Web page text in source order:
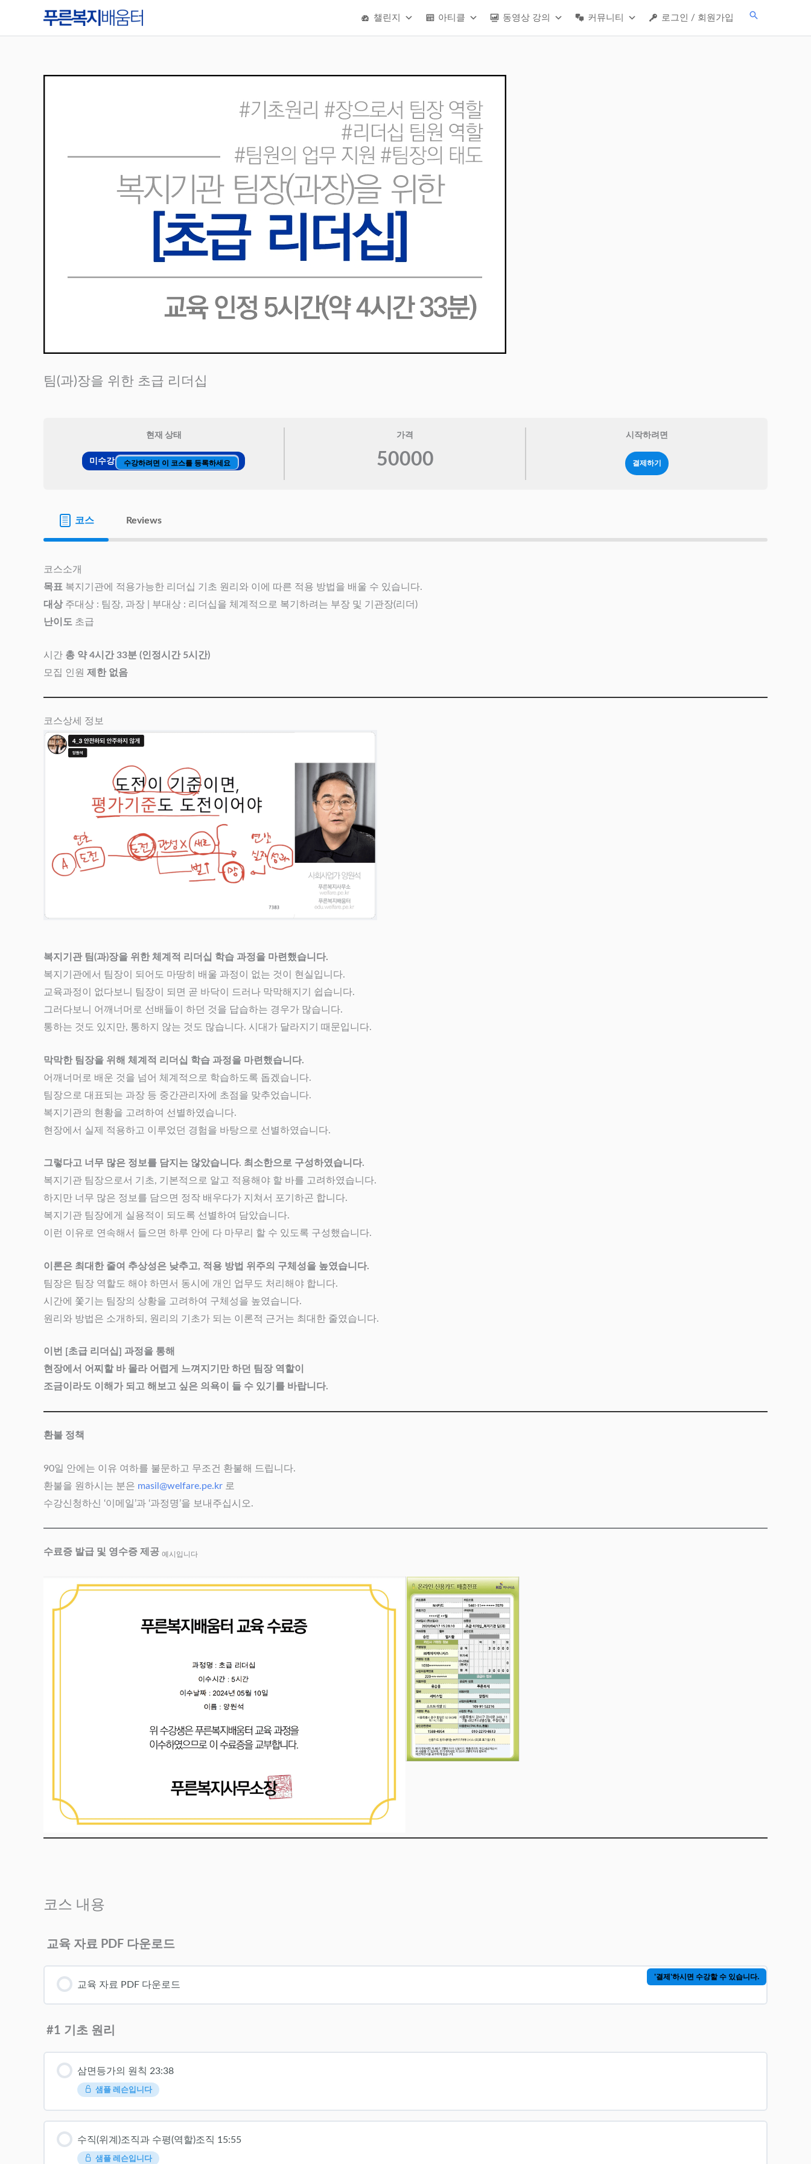
챌린지 아티클 동영상 강의 커뮤니티 로그인 / 회원가입
검
팀(과)장을 위한 초급 리더십
현재 상태
미수강 수강하려면 이 코스를 등록하세요
가격
50000
시작하려면
결제하기
코스 Reviews
코스소개
목표 복지기관에 적용가능한 리더십 기초 원리와 이에 따른 적용 방법을 배울 수 있습니다.
대상 주대상 : 팀장, 과장 | 부대상 : 리더십을 체계적으로 복기하려는 부장 및 기관장(리더)
난이도 초급
시간 총 약 4시간 33분 (인정시간 5시간)
모집 인원 제한 없음
코스상세 정보
복지기관 팀(과)장을 위한 체계적 리더십 학습 과정을 마련했습니다.
복지기관에서 팀장이 되어도 마땅히 배울 과정이 없는 것이 현실입니다.
교육과정이 없다보니 팀장이 되면 곧 바닥이 드러나 막막해지기 쉽습니다.
그러다보니 어깨너머로 선배들이 하던 것을 답습하는 경우가 많습니다.
통하는 것도 있지만, 통하지 않는 것도 많습니다. 시대가 달라지기 때문입니다.
막막한 팀장을 위해 체계적 리더십 학습 과정을 마련했습니다.
어깨너머로 배운 것을 넘어 체계적으로 학습하도록 돕겠습니다.
팀장으로 대표되는 과장 등 중간관리자에 초점을 맞추었습니다.
복지기관의 현황을 고려하여 선별하였습니다.
현장에서 실제 적용하고 이루었던 경험을 바탕으로 선별하였습니다.
그렇다고 너무 많은 정보를 담지는 않았습니다. 최소한으로 구성하였습니다.
복지기관 팀장으로서 기초, 기본적으로 알고 적용해야 할 바를 고려하였습니다.
하지만 너무 많은 정보를 담으면 정작 배우다가 지쳐서 포기하곤 합니다.
복지기관 팀장에게 실용적이 되도록 선별하여 담았습니다.
이런 이유로 연속해서 들으면 하루 안에 다 마무리 할 수 있도록 구성했습니다.
이론은 최대한 줄여 추상성은 낮추고, 적용 방법 위주의 구체성을 높였습니다.
팀장은 팀장 역할도 해야 하면서 동시에 개인 업무도 처리해야 합니다.
시간에 쫓기는 팀장의 상황을 고려하여 구체성을 높였습니다.
원리와 방법은 소개하되, 원리의 기초가 되는 이론적 근거는 최대한 줄였습니다.
이번 [초급 리더십] 과정을 통해
현장에서 어찌할 바 몰라 어렵게 느껴지기만 하던 팀장 역할이
조금이라도 이해가 되고 해보고 싶은 의욕이 들 수 있기를 바랍니다.
환불 정책
90일 안에는 이유 여하를 불문하고 무조건 환불해 드립니다.
환불을 원하시는 분은 masil@welfare.pe.kr 로
수강신청하신 ‘이메일’과 ‘과정명’을 보내주십시오.
수료증 발급 및 영수증 제공 예시입니다
코스 내용
교육 자료 PDF 다운로드
교육 자료 PDF 다운로드
'결제'하시면 수강할 수 있습니다.
#1 기초 원리
삼면등가의 원칙 23:38
샘플 레슨입니다
수직(위계)조직과 수평(역할)조직 15:55
샘플 레슨입니다